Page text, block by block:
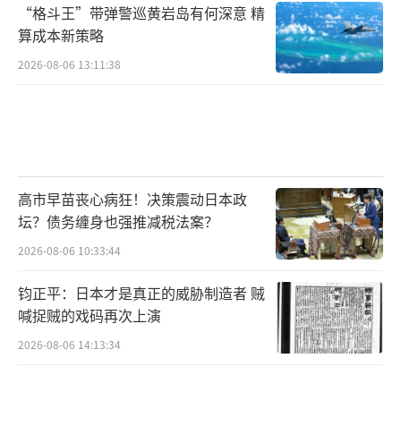
“格斗王”带弹警巡黄岩岛有何深意 精
算成本新策略
2026-08-06 13:11:38
高市早苗丧心病狂！决策震动日本政
坛？债务缠身也强推减税法案？
2026-08-06 10:33:44
钧正平：日本才是真正的威胁制造者 贼
喊捉贼的戏码再次上演
2026-08-06 14:13:34